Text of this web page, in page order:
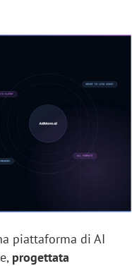
piattaforma di AI
progettata